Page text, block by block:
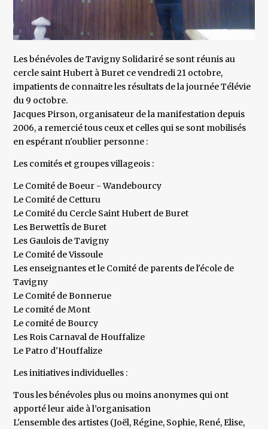
Les bénévoles de Tavigny Solidariré se sont réunis au
cercle saint Hubert à Buret ce vendredi 21 octobre,
impatients de connaitre les résultats de la journée Télévie
du 9 octobre.
Jacques Pirson, organisateur de la manifestation depuis
2006, a remercié tous ceux et celles qui se sont mobilisés
en espérant n'oublier personne :
Les comités et groupes villageois :
Le Comité de Boeur - Wandebourcy
Le Comité de Cetturu
Le Comité du Cercle Saint Hubert de Buret
Les Berwettîs de Buret
Les Gaulois de Tavigny
Le Comité de Vissoule
Les enseignantes et le Comité de parents de l'école de
Tavigny
Le Comité de Bonnerue
Le comité de Mont
Le comité de Bourcy
Les Rois Carnaval de Houffalize
Le Patro d'Houffalize
Les initiatives individuelles :
Tous les bénévoles plus ou moins anonymes qui ont
apporté leur aide à l’organisation
L'ensemble des artistes (Joël, Régine, Sophie, René, Elise,